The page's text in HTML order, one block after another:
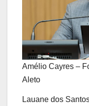
Amélio Cayres –
Aleto
Lauane dos